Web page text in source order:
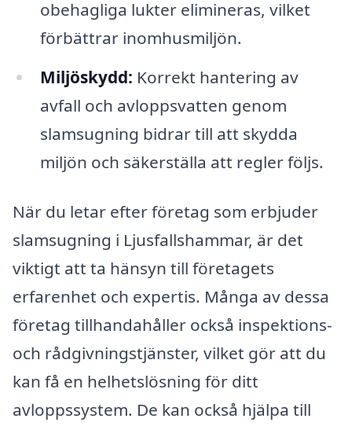
obehagliga lukter elimineras, vilket
förbättrar inomhusmiljön.
Miljöskydd: Korrekt hantering av
avfall och avloppsvatten genom
slamsugning bidrar till att skydda
miljön och säkerställa att regler följs.
När du letar efter företag som erbjuder
slamsugning i Ljusfallshammar, är det
viktigt att ta hänsyn till företagets
erfarenhet och expertis. Många av dessa
företag tillhandahåller också inspektions-
och rådgivningstjänster, vilket gör att du
kan få en helhetslösning för ditt
avloppssystem. De kan också hjälpa till